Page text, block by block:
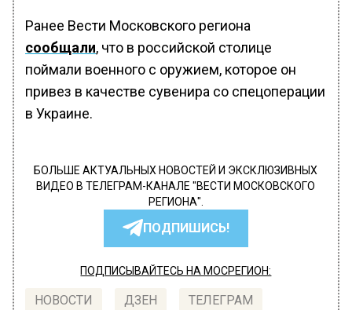
Ранее Вести Московского региона
сообщали, что в российской столице
поймали военного с оружием, которое он
привез в качестве сувенира со спецоперации
в Украине.
БОЛЬШЕ АКТУАЛЬНЫХ НОВОСТЕЙ И ЭКСКЛЮЗИВНЫХ
ВИДЕО В ТЕЛЕГРАМ-КАНАЛЕ "ВЕСТИ МОСКОВСКОГО
РЕГИОНА".
ПОДПИШИСЬ!
ПОДПИСЫВАЙТЕСЬ НА МОСРЕГИОН:
НОВОСТИ ДЗЕН ТЕЛЕГРАМ